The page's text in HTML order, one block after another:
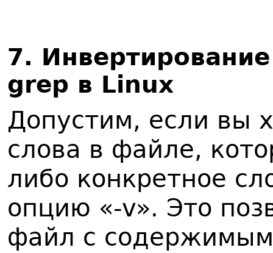
7.
grep в Linux
Допустим, если вы
слова в файле,
либо конкретное
опцию «-v». Это
файл с